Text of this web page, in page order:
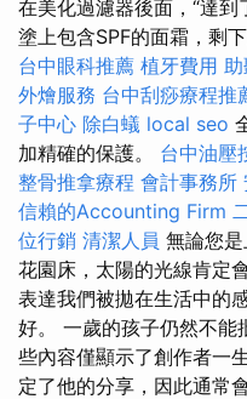
在美化過濾器後面，“達
塗上包含SPF的面霜，剩
台中眼科推薦 植牙費用
外燴服務 台中刮痧療程推
子中心 除白蟻 local seo
加精確的保護。 台中油壓
整骨推拿療程 會計事務所
信賴的Accounting Firm
位行銷 清潔人員 無論您
花園床，太陽的光線肯定
表達我們被拋在生活中的
好。 一歲的孩子仍然不能
些內容僅顯示了創作者一
定了他的分享，因此通常